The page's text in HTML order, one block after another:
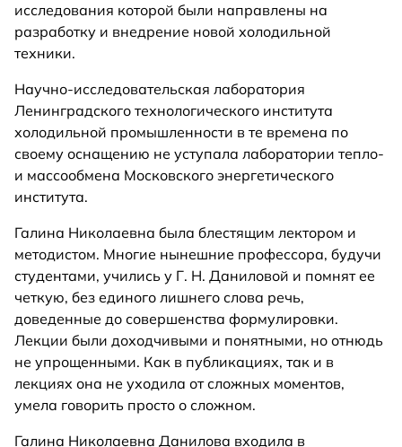
исследования которой были направлены на
разработку и внедрение новой холодильной
техники.
Научно-исследовательская лаборатория
Ленинградского технологического института
холодильной промышленности в те времена по
своему оснащению не уступала лаборатории тепло-
и массообмена Московского энергетического
института.
Галина Николаевна была блестящим лектором и
методистом. Многие нынешние профессора, будучи
студентами, учились у Г. Н. Даниловой и помнят ее
четкую, без единого лишнего слова речь,
доведенные до совершенства формулировки.
Лекции были доходчивыми и понятными, но отнюдь
не упрощенными. Как в публикациях, так и в
лекциях она не уходила от сложных моментов,
умела говорить просто о сложном.
Галина Николаевна Данилова входила в